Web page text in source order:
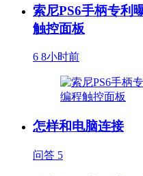
索尼PS6手柄专利
触控面板
6 8小时前
怎样和电脑连接
问答 5